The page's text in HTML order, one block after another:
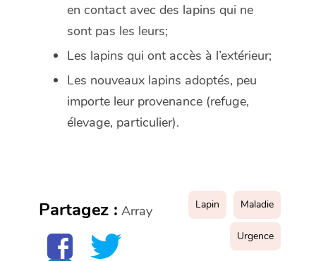
en contact avec des lapins qui ne
sont pas les leurs;
Les lapins qui ont accès à l’extérieur;
Les nouveaux lapins adoptés, peu
importe leur provenance (refuge,
élevage, particulier).
Partagez : Array Lapin Maladie
Urgence